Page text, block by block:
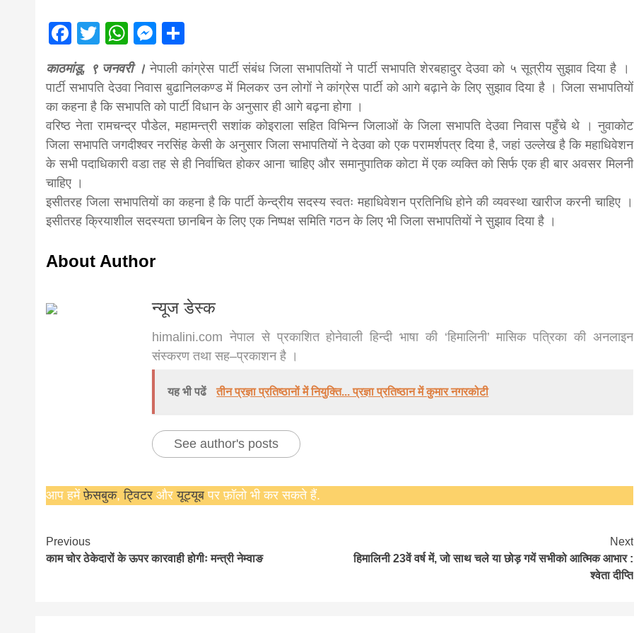
magazine of
Nepal brings
news in hindi
from
Nepal,madhesh
news,financial
news,loan,bank
news, madhesh
khabar
Facebook
TwitterWhatsApp
Messenger
काठमांडू, ९ जनवरी । नेपाली कांग्रेस पार्टी संबंध जिला सभापतियों ने पार्टी सभापति शेरबहादुर देउवा को ५ सूत्रीय सुझाव दिया है ।
पार्टी सभापति देउवा निवास बुढानिलकण्ड में मिलकर उन लोगों ने कांग्रेस पार्टी को आगे बढ़ाने के लिए सुझाव दिया है । जिला सभापतियों
का कहना है कि सभापति को पार्टी विधान के अनुसार ही आगे बढ़ना होगा ।
वरिष्ठ नेता रामचन्द्र पौडेल, महामन्त्री सशांक कोइराला सहित विभिन्न जिलाओं के जिला सभापति देउवा निवास पहुँचे थे । नुवाकोट
जिला सभापति जगदीश्वर नरसिंह केसी के अनुसार जिला सभापतियों ने देउवा को एक परामर्शपत्र दिया है, जहां उल्लेख है कि महाधिवेशन
के सभी पदाधिकारी वडा तह से ही निर्वाचित होकर आना चाहिए और समानुपातिक कोटा में एक व्यक्ति को सिर्फ एक ही बार अवसर मिलनी
चाहिए ।
इसीतरह जिला सभापतियों का कहना है कि पार्टी केन्द्रीय सदस्य स्वतः महाधिवेशन प्रतिनिधि होने की व्यवस्था खारीज करनी चाहिए ।
इसीतरह क्रियाशील सदस्यता छानबिन के लिए एक निष्पक्ष समिति गठन के लिए भी जिला सभापतियों ने सुझाव दिया है ।
About Author
न्यूज डेस्क
himalini.com नेपाल से प्रकाशित होनेवाली हिन्दी भाषा की ‘हिमालिनी’ मासिक पत्रिका की अनलाइन
संस्करण तथा सह–प्रकाशन है ।
यह भी पढें तीन प्रज्ञा प्रतिष्ठानों में नियुक्ति... प्रज्ञा प्रतिष्ठान में कुमार नगरकोटी
See author's posts
आप हमेंफ़ेसबुक,ट्विटरऔरयूट्यूब पर फ़ॉलो भी कर सकते हैं.
Continue
Reading
Previous
काम चोर ठेकेदारों के ऊपर कारवाही होगीः मन्त्री नेम्वाङ
Next
हिमालिनी 23वें वर्ष में, जो साथ चले या छोड़ गयें सभीको आत्मिक आभार :
श्वेता दीप्ति
आज का पंचांग: आज दिनांक 3 अगस्त 2026 सोमवार शुभसंवत् 2083
बड़े अंतर से जीत हासिल करुँंगी –रेणु दाहाल